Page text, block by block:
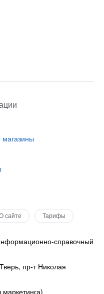
магазины
сайте Тарифы
справочный
пр-т Николая
маркетинга)